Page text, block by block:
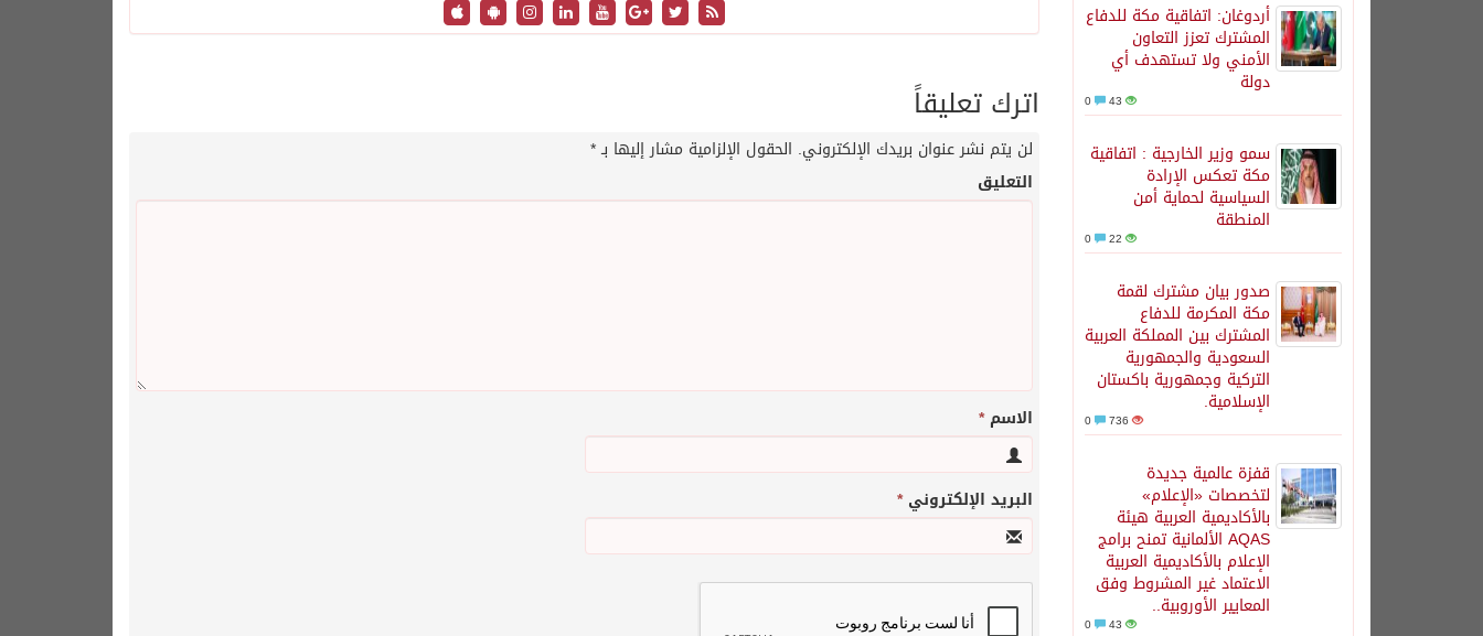
أردوغان: اتفاقية مكة للدفاع
المشترك تعزز التعاون
الأمني ولا تستهدف أي
دولة
43
سمو وزير الخارجية : اتفاقية
مكة تعكس الإرادة
السياسية لحماية أمن
المنطقة
22
صدور بيان مشترك لقمة
مكة المكرمة للدفاع
المشترك بين المملكة العربية
السعودية والجمهورية
التركية وجمهورية باكستان
الإسلامية.
736
قفزة عالمية جديدة
لتخصصات «الإعلام»
بالأكاديمية العربية هيئة
AQAS الألمانية تمنح برامج
الإعلام بالأكاديمية العربية
الاعتماد غير المشروط وفق
المعايير الأوروبية..
43
اترك تعليقاً
لن يتم نشر عنوان بريدك الإلكتروني. الحقول الإلزامية مشار إليها بـ*
التعليق
الاسم*
البريد الإلكتروني*